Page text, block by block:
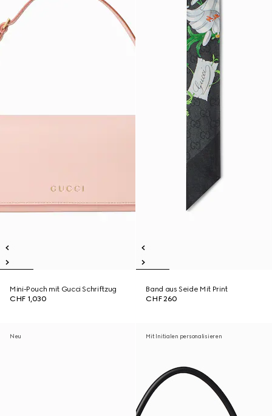
Mini-Pouch mit Gucci Schriftzug
CHF 1,030
Band aus Seide Mit Print
CHF 260
Neu Mit Initialen personalisieren